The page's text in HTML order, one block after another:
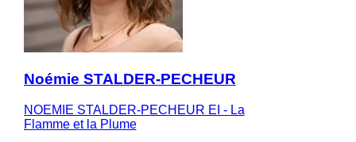
Noémie STALDER-PECHEUR
NOEMIE STALDER-PECHEUR EI - La
Flamme et la Plume